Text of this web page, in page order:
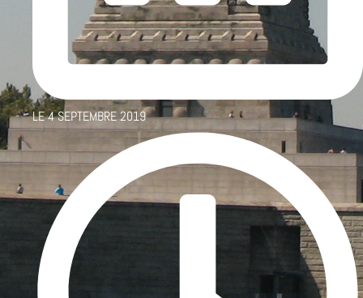
LE4 SEPTEMBRE 2019